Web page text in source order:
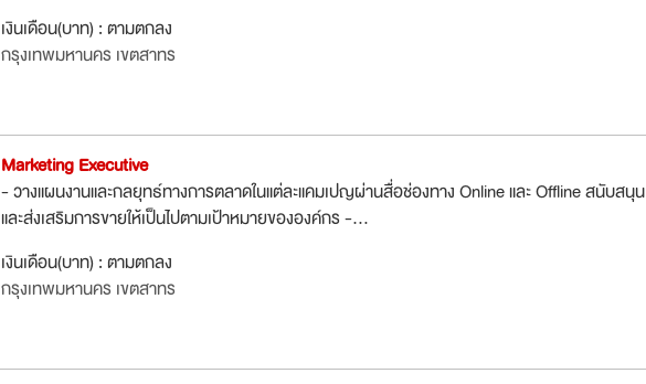
เงินเดือน(บาท) : ตามตกลง
กรุงเทพมหานคร เขตสาทร
Marketing Executive
- วางแผนงานและกลยุทธ์ทางการตลาดในแต่ละแคมเปญผ่านสื่อช่องทาง Online และ Offline สนับสนุน
และส่งเสริมการขายให้เป็นไปตามเป้าหมายขององค์กร -...
เงินเดือน(บาท) : ตามตกลง
กรุงเทพมหานคร เขตสาทร